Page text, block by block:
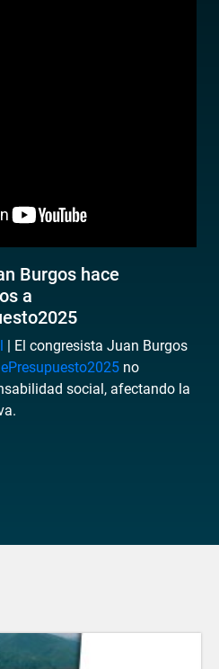
Burgos hace
a
| El congresista Juan Burgos
no
social, afectando la